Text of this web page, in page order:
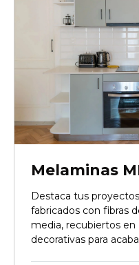
Melaminas
Destaca tus
fabricados con fibras
media, recubiertos en
decorativas para